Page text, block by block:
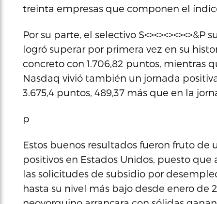
treinta empresas que componen el
Por su parte, el selectivo S<><><><><>&P
logró superar por primera vez en su
concreto con 1.706,82 puntos, mientras
Nasdaq vivió también un jornada
3.675,4 puntos, 489,37 más que en la
p
Estos buenos resultados fueron fruto
positivos en Estados Unidos, puesto
las solicitudes de subsidio por
hasta su nivel más bajo desde enero